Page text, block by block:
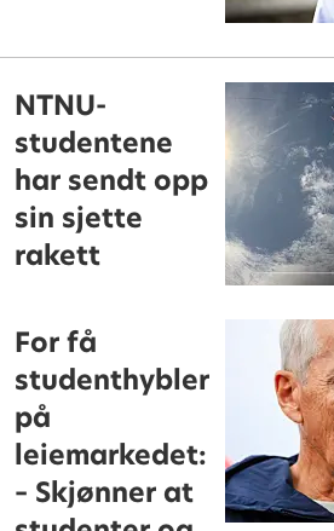
NTNU-
studentene
har sendt opp
sin sjette
rakett
For få
studenthybler
på
leiemarkedet:
– Skjønner at